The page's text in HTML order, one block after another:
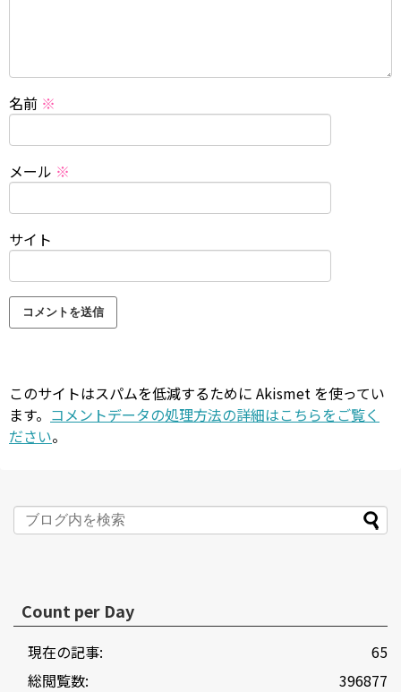
名前 ※
メール ※
サイト
このサイトはスパムを低減するために Akismet を使ってい
ます。 コメントデータの処理方法の詳細はこちらをご覧く
ださい。
Count per Day
65
現在の記事:
396877
総閲覧数: